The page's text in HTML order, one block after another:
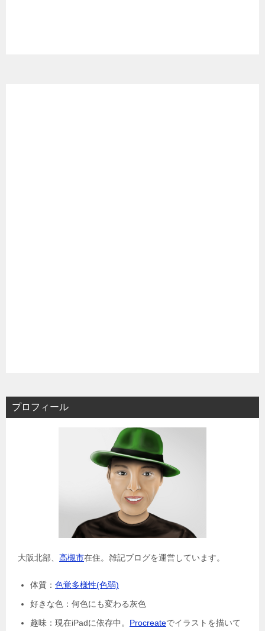
プロフィール
大阪北部、 高槻市在住。雑記ブログを運営しています。
体質： 色覚多様性(色弱)
好きな色：何色にも変わる灰色
趣味：現在iPadに依存中。 Procreateでイラストを描いて